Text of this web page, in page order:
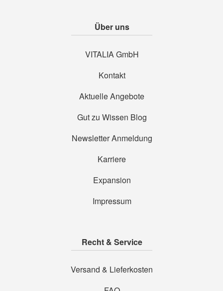
Über uns
VITALIA GmbH
Kontakt
Aktuelle Angebote
Gut zu Wissen Blog
Newsletter Anmeldung
Karriere
Expansion
Impressum
Recht & Service
Versand & Lieferkosten